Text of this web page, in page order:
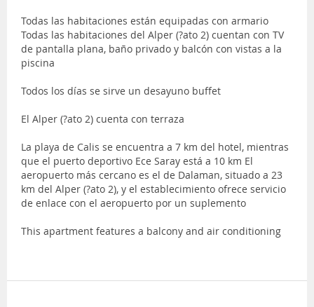
Todas las habitaciones están equipadas con armario
Todas las habitaciones del Alper (?ato 2) cuentan con TV
de pantalla plana, baño privado y balcón con vistas a la
piscina
Todos los días se sirve un desayuno buffet
El Alper (?ato 2) cuenta con terraza
La playa de Calis se encuentra a 7 km del hotel, mientras
que el puerto deportivo Ece Saray está a 10 km El
aeropuerto más cercano es el de Dalaman, situado a 23
km del Alper (?ato 2), y el establecimiento ofrece servicio
de enlace con el aeropuerto por un suplemento
This apartment features a balcony and air conditioning